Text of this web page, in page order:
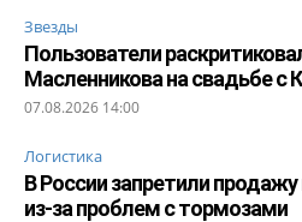
Звезды
Пользователи
Масленникова на свадьбе с
07.08.2026 14:00
Логистика
В России запретили
из-за проблем с тормозами